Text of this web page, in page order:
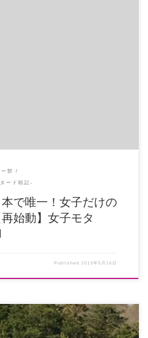
部
ード戦記-
本で唯一！女子だけの
始動】女子モタ
Published2013年5月16日